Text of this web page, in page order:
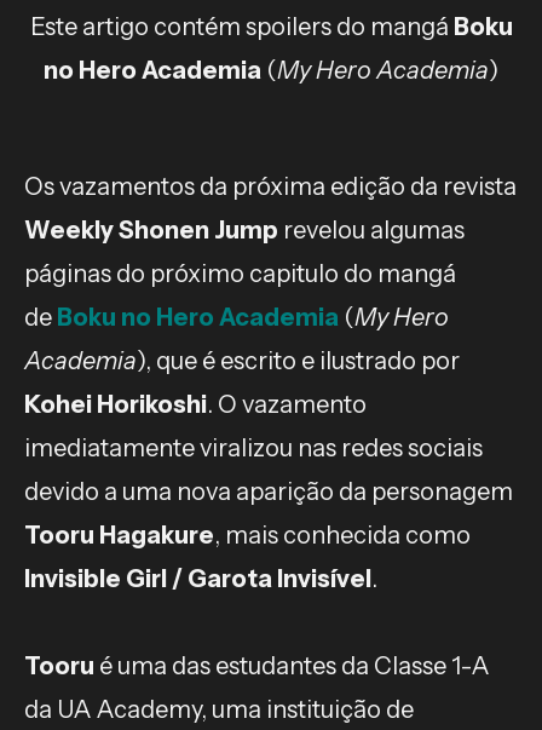
Este artigo contém spoilers do mangá Boku
no Hero Academia (My Hero Academia)
Os vazamentos da próxima edição da revista
Weekly Shonen Jump revelou algumas
páginas do próximo capitulo do mangá
de Boku no Hero Academia (My Hero
Academia), que é escrito e ilustrado por
Kohei Horikoshi. O vazamento
imediatamente viralizou nas redes sociais
devido a uma nova aparição da personagem
Tooru Hagakure, mais conhecida como
Invisible Girl / Garota Invisível.
Tooru é uma das estudantes da Classe 1-A
da UA Academy, uma instituição de